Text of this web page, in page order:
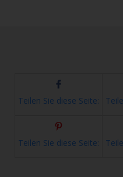
Teilen Sie diese Seite:
Teilen Sie diese Seite: